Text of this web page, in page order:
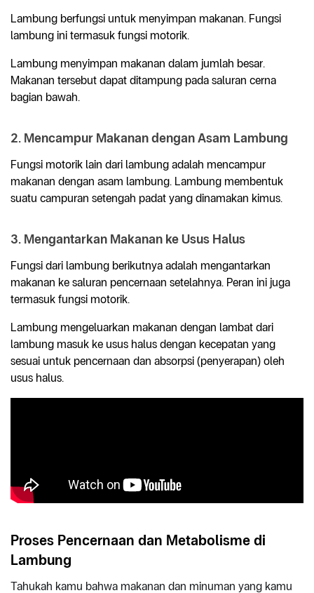
Lambung berfungsi untuk menyimpan makanan. Fungsi
lambung ini termasuk fungsi motorik.
Lambung menyimpan makanan dalam jumlah besar.
Makanan tersebut dapat ditampung pada saluran cerna
bagian bawah.
2. Mencampur Makanan dengan Asam Lambung
Fungsi motorik lain dari lambung adalah mencampur
makanan dengan asam lambung. Lambung membentuk
suatu campuran setengah padat yang dinamakan kimus.
3. Mengantarkan Makanan ke Usus Halus
Fungsi dari lambung berikutnya adalah mengantarkan
makanan ke saluran pencernaan setelahnya. Peran ini juga
termasuk fungsi motorik.
Lambung mengeluarkan makanan dengan lambat dari
lambung masuk ke usus halus dengan kecepatan yang
sesuai untuk pencernaan dan absorpsi (penyerapan) oleh
usus halus.
Proses Pencernaan dan Metabolisme di
Lambung
Tahukah kamu bahwa makanan dan minuman yang kamu